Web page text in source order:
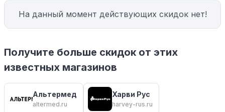
На данный момент действующих скидок нет!
Получите больше скидок от этих
известных магазинов
Альтермед
altermed.ru
Харви Рус
harvey-rus.ru